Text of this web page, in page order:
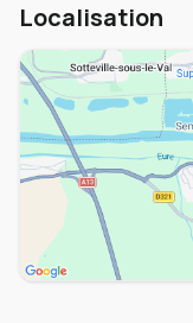
Localisation